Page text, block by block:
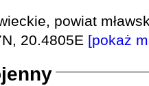
powiat
20.4805E [pokaż